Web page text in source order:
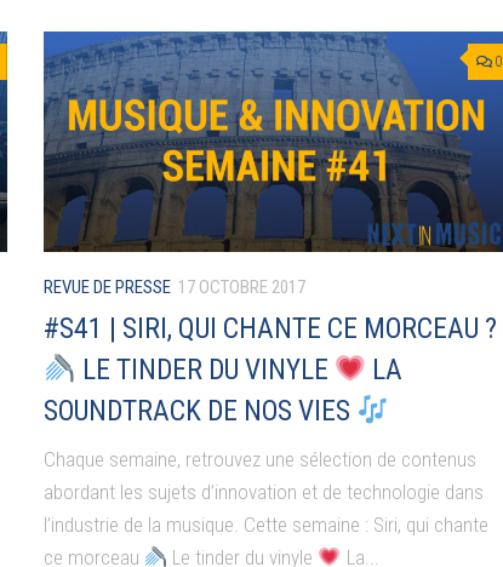
0
REVUE DE PRESSE 17 OCTOBRE 2017
#S41 | SIRI, QUI CHANTE CE MORCEAU ?
LE TINDER DU VINYLE
LA
SOUNDTRACK DE NOS VIES
Chaque semaine, retrouvez une sélection de contenus
abordant les sujets d’innovation et de technologie dans
l’industrie de la musique. Cette semaine : Siri, qui chante
ce morceau
Le tinder du vinyle La...